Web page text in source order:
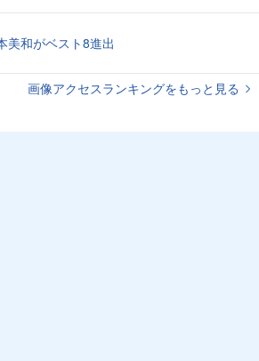
美和がベスト8進出
画像アクセスランキングをもっと見る